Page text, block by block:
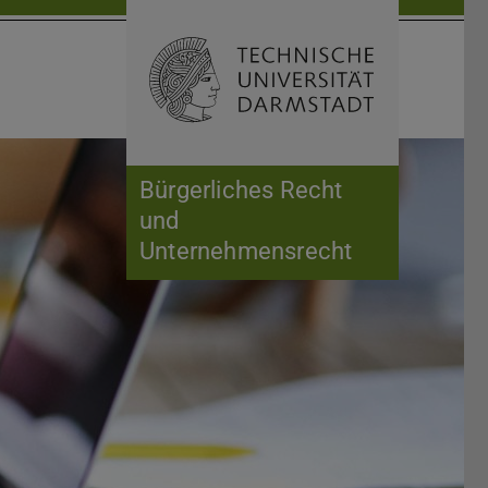
Bürgerliches Recht
und
Unternehmensrecht
Suche öffnen